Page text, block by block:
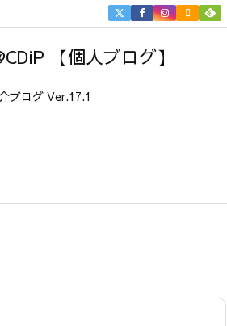
【個人ブログ】
ブログ Ver.17.1

